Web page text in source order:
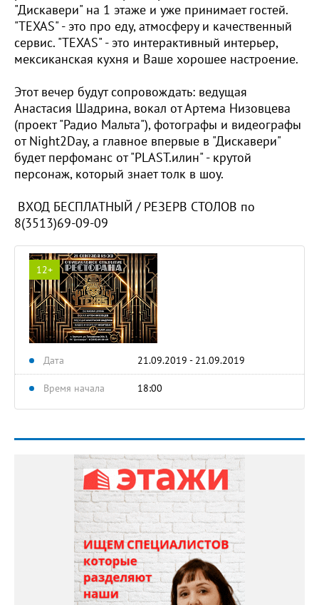
"Дискавери" на 1 этаже и уже принимает гостей.
"TEXAS" - это про еду, атмосферу и качественный
сервис. "TEXAS" - это интерактивный интерьер,
мексиканская кухня и Ваше хорошее настроение.
Этот вечер будут сопровождать: ведущая
Анастасия Шадрина, вокал от Артема Низовцева
(проект "Радио Мальта"), фотографы и видеографы
от Night2Day, а главное впервые в "Дискавери"
будет перфоманс от "PLAST.илин" - крутой
персонаж, который знает толк в шоу.
ВХОД БЕСПЛАТНЫЙ / РЕЗЕРВ СТОЛОВ по
8(3513)69-09-09
12+
Дата 21.09.2019 - 21.09.2019
Время начала 18:00